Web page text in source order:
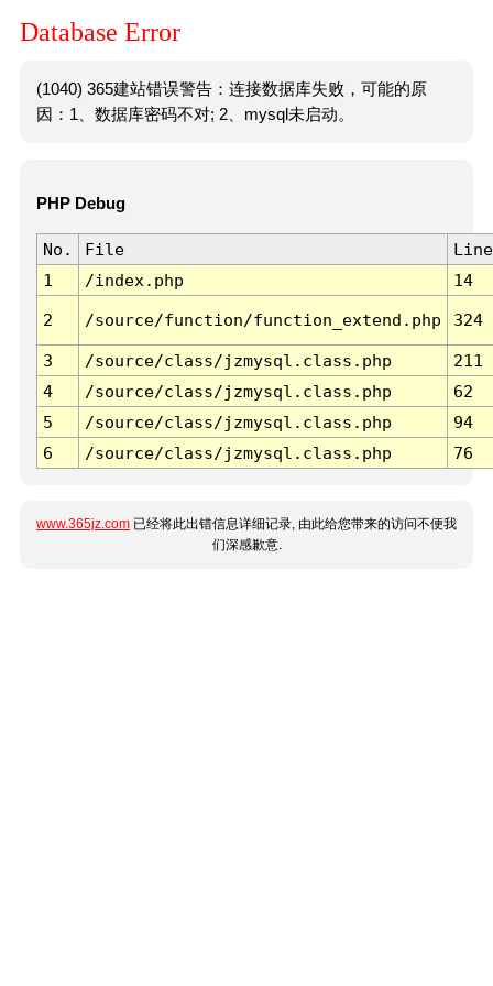
Database Error
(1040) 365建站错误警告：连接数据库失败，可能的原
因：1、数据库密码不对; 2、mysql未启动。
PHP Debug
No. File
Line
1
/index.php 14
2 /source/function/function_extend.php 324
3 /source/class/jzmysql.class.php
211
4
/source/class/jzmysql.class.php
62
5
/source/class/jzmysql.class.php
94
6
/source/class/jzmysql.class.php 76
www.365jz.com 已经将此出错信息详细记录, 由此给您带来的访问不便我
们深感歉意.